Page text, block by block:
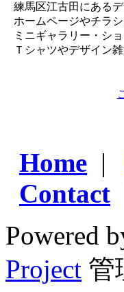
練馬区江古田にあるデ
ホームページやチラ
ミニギャラリー・ショ
Ｔシャツやデザイン
Home |
Contact
Powered
Project 管